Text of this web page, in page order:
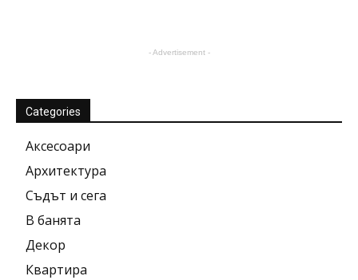
- Advertisement -
Categories
Аксесоари
Архитектура
Съдът и сега
В банята
Декор
Квартира